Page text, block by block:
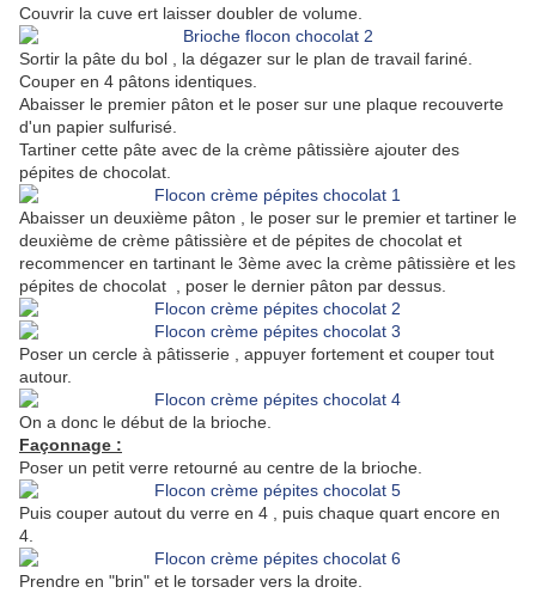
Couvrir la cuve ert laisser doubler de volume.
Sortir la pâte du bol , la dégazer sur le plan de travail fariné.
Couper en 4 pâtons identiques.
Abaisser le premier pâton et le poser sur une plaque recouverte
d'un papier sulfurisé.
Tartiner cette pâte avec de la crème pâtissière ajouter des
pépites de chocolat.
Abaisser un deuxième pâton , le poser sur le premier et tartiner le
deuxième de crème pâtissière et de pépites de chocolat et
recommencer en tartinant le 3ème avec la crème pâtissière et les
pépites de chocolat , poser le dernier pâton par dessus.
Poser un cercle à pâtisserie , appuyer fortement et couper tout
autour.
On a donc le début de la brioche.
Façonnage :
Poser un petit verre retourné au centre de la brioche.
Puis couper autout du verre en 4 , puis chaque quart encore en
4.
Prendre en "brin" et le torsader vers la droite.